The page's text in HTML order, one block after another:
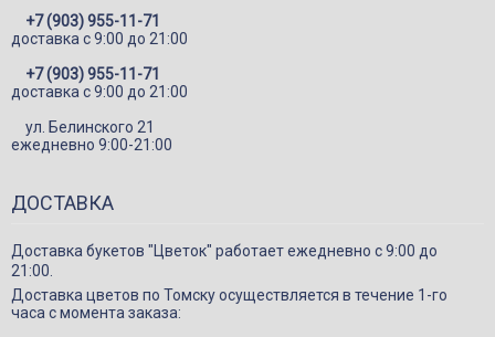
Букеты с альстромерией
Букеты с гвоздикой
Букеты сборные
Букеты с герберой
Букеты с тюльпанами
Букеты с хризантемой
Букеты с пионами
+7 (903) 955-11-71
доставка c 9:00 до 21:00
+7 (903) 955-11-71
доставка c 9:00 до 21:00
ул. Белинского 21
ежедневно 9:00-21:00
ДОСТАВКА
Доставка букетов "Цветок" работает ежедневно с 9:00 до
21:00.
Доставка цветов по Томску осуществляется в течение 1-го
часа с момента заказа: